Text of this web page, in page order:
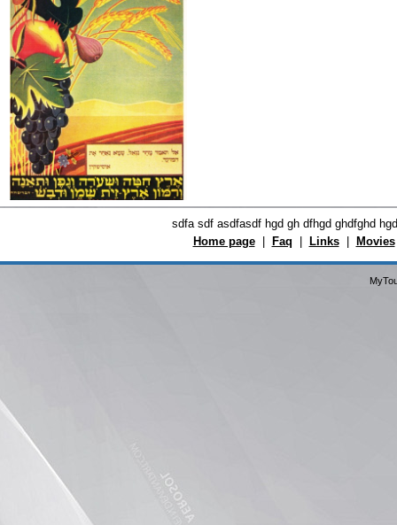
sdfa sdf asdfasdf hgd gh dfhgd ghdfghd
Home page| Faq Links| Movies